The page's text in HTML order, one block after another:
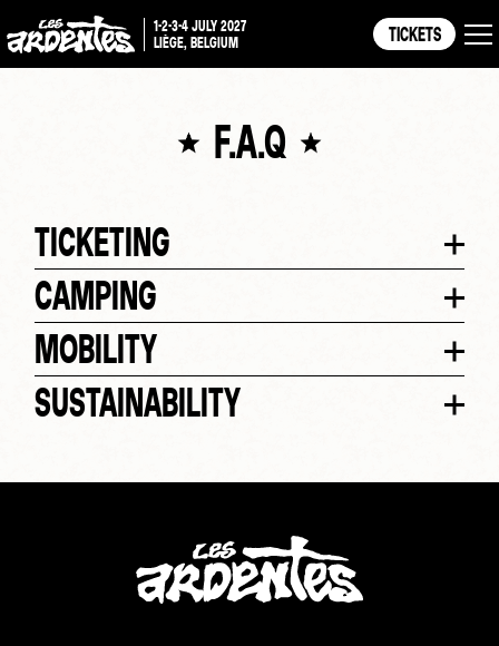
1-2-3-4 JULY 2027
LIÈGE, BELGIUM
TICKETS
F.A.Q
TICKETING
CAMPING
MOBILITY
SUSTAINABILITY